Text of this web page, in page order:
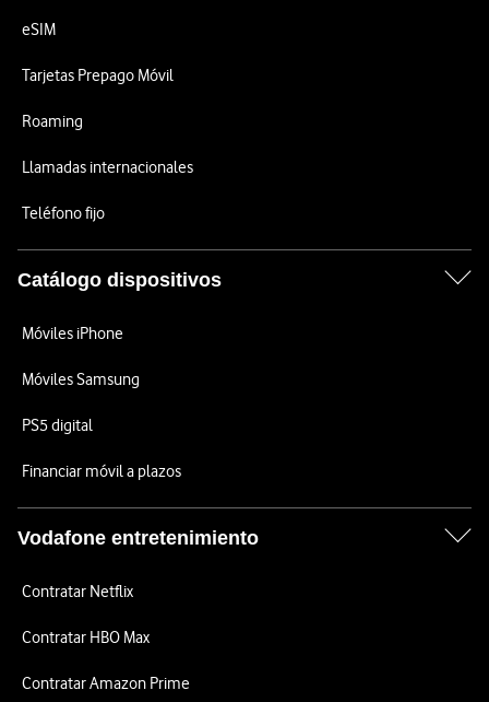
eSIM
Tarjetas Prepago Móvil
Roaming
Llamadas internacionales
Teléfono fijo
Catálogo dispositivos
Móviles iPhone
Móviles Samsung
PS5 digital
Financiar móvil a plazos
Vodafone entretenimiento
Contratar Netflix
Contratar HBO Max
Contratar Amazon Prime